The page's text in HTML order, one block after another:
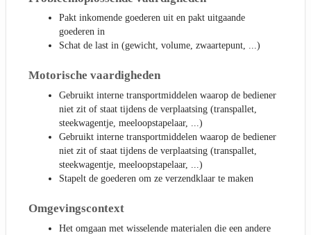
Pakt inkomende goederen uit en pakt uitgaande
goederen in
Schat de last in (gewicht, volume, zwaartepunt, ...)
Motorische vaardigheden
Gebruikt interne transportmiddelen waarop de bediener
niet zit of staat tijdens de verplaatsing (transpallet,
steekwagentje, meeloopstapelaar, ...)
Gebruikt interne transportmiddelen waarop de bediener
niet zit of staat tijdens de verplaatsing (transpallet,
steekwagentje, meeloopstapelaar, ...)
Stapelt de goederen om ze verzendklaar te maken
Omgevingscontext
Het omgaan met wisselende materialen die een andere